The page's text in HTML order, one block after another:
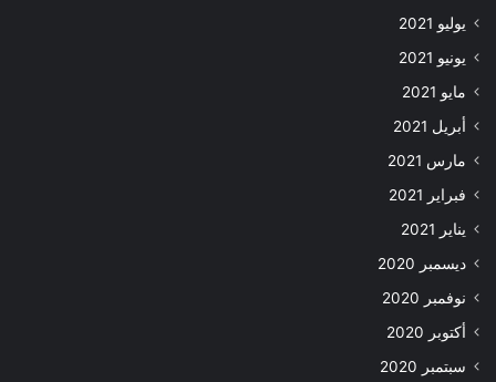
يوليو 2021
يونيو 2021
مايو 2021
أبريل 2021
مارس 2021
فبراير 2021
يناير 2021
ديسمبر 2020
نوفمبر 2020
أكتوبر 2020
سبتمبر 2020